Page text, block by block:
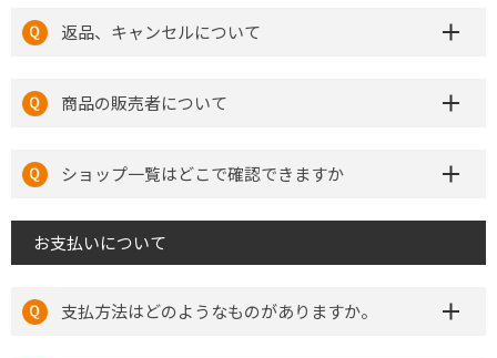
返品、キャンセルについて
商品の販売者について
ショップ一覧はどこで確認できますか
お支払いについて
支払方法はどのようなものがありますか。